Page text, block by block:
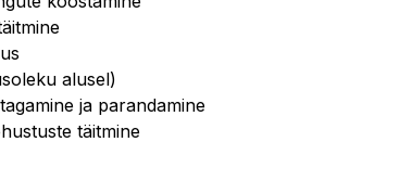
alusel)
ja parandamine
täitmine